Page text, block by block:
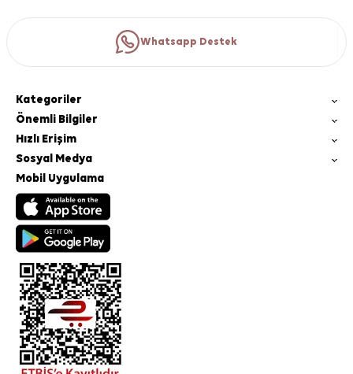
Whatsapp Destek
Kategoriler
Önemli Bilgiler
Hızlı Erişim
Sosyal Medya
Mobil Uygulama